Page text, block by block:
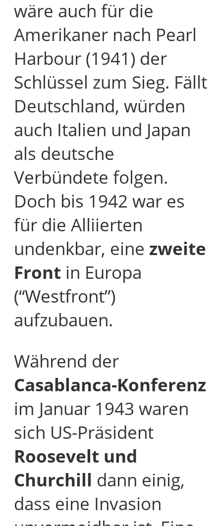
wäre auch für die
Amerikaner nach Pearl
Harbour (1941) der
Schlüssel zum Sieg. Fällt
Deutschland, würden
auch Italien und Japan
als deutsche
Verbündete folgen.
Doch bis 1942 war es
für die Alliierten
undenkbar, eine zweite
Front in Europa
(“Westfront”)
aufzubauen.
Während der
Casablanca-Konferenz
im Januar 1943 waren
sich US-Präsident
Roosevelt und
Churchill dann einig,
dass eine Invasion